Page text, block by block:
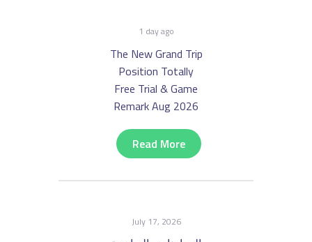
1 day ago
The New Grand Trip
Position Totally
Free Trial & Game
Remark Aug 2026
Read More
July 17, 2026